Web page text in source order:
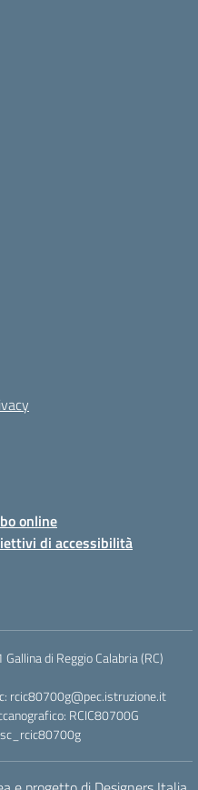
online
di accessibilità
di Reggio Calabria (RC)
rcic80700g@pec.istruzione.it
RCIC80700G